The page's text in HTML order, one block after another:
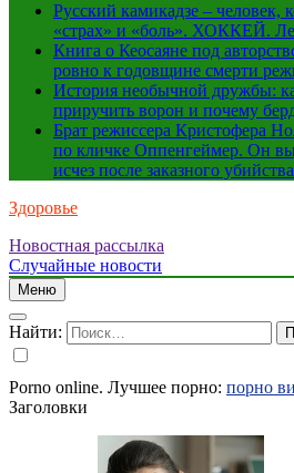
Русский камикадзе – человек,
«страх» и «боль». ХОККЕЙ.
Книга о Кеосаяне под
ровно к годовщине смерти
История необычной дружбы:
приручить ворон и почему
Брат режиссера Кристофера
по кличке Оппенгеймер. Он
исчез после заказного убийства
Здоровье
Just another WordPress site
Новостная рассылка
Случайные новости
Меню
Найти:
Porno online. Лучшее порно: порно
Заголовки